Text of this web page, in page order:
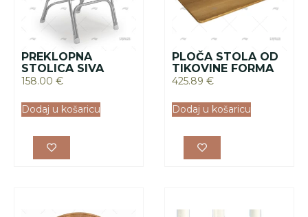
PREKLOPNA
STOLICA SIVA
158.00 €
Dodaj u košaricu
PLOČA STOLA OD
TIKOVINE FORMA
425.89 €
Dodaj u košaricu